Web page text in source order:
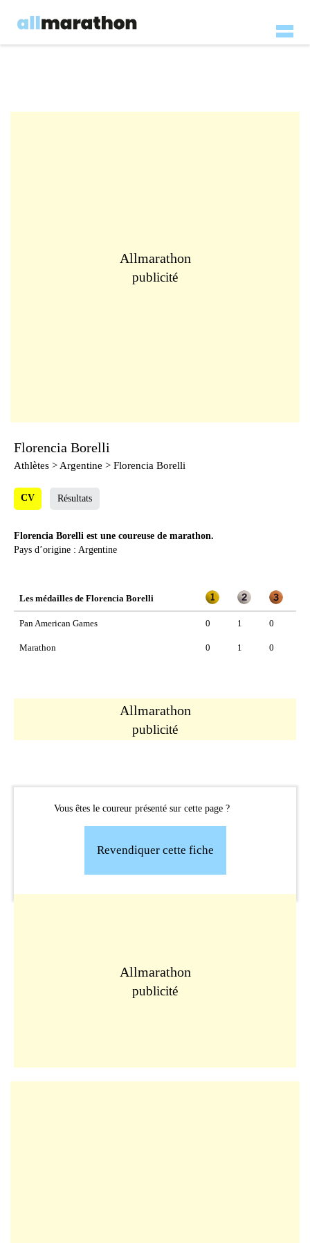
Allmarathon
publicité
Florencia Borelli
Athlètes > Argentine > Florencia Borelli
CV Résultats
Florencia Borelli est une coureuse de marathon.
Pays d’origine : Argentine
Les médailles de Florencia Borelli
Pan American Games 0 1 0
Marathon 0 1 0
Allmarathon
publicité
Vous êtes le coureur présenté sur cette page ?
Revendiquer cette fiche
Allmarathon
publicité